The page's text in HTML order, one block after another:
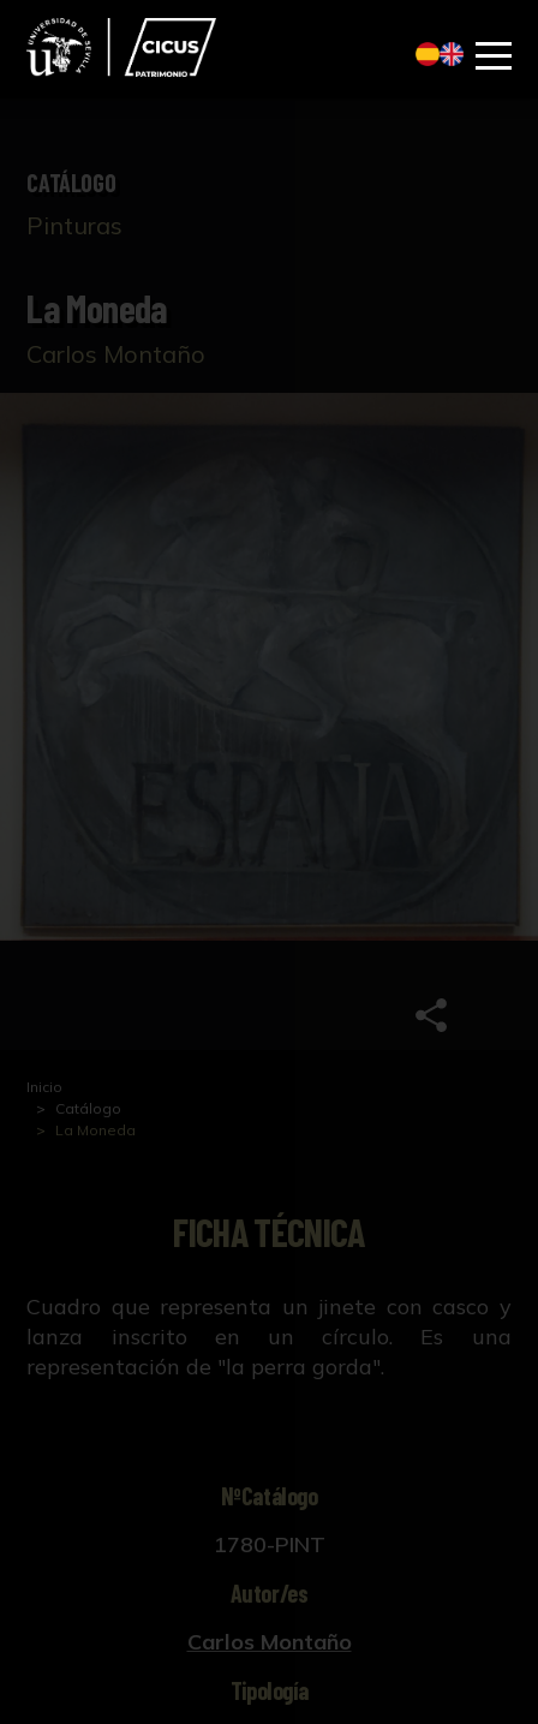
CATÁLOGO
Pinturas
La Moneda
Carlos Montaño
Inicio
Catálogo
La Moneda
FICHA TÉCNICA
Cuadro que representa un jinete con casco y
lanza inscrito en un círculo. Es una
representación de "la perra gorda".
NºCatálogo
1780-PINT
Autor/es
Carlos Montaño
Tipología